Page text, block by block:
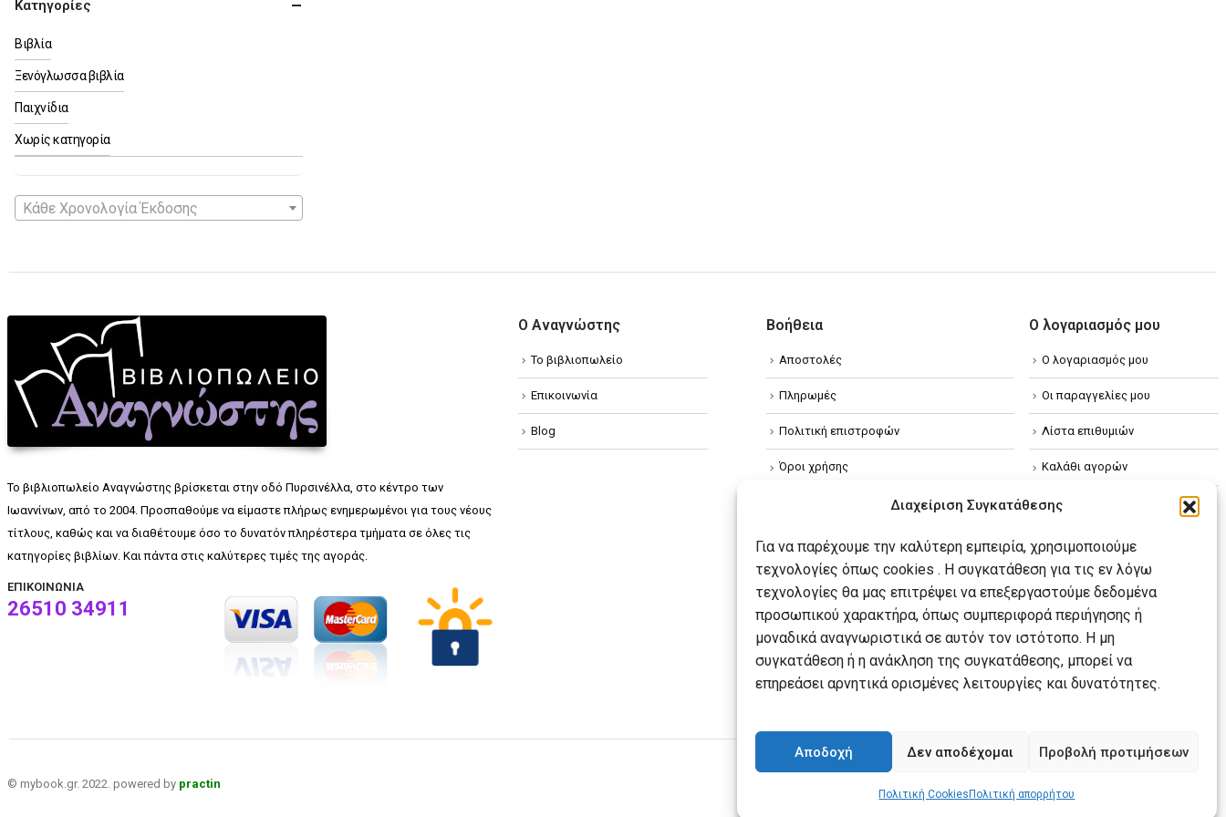
Διαχείριση Συγκατάθεσης
Για να παρέχουμε την καλύτερη εμπειρία, χρησιμοποιούμε
τεχνολογίες όπως cookies . Η συγκατάθεση για τις εν λόγω
τεχνολογίες θα μας επιτρέψει να επεξεργαστούμε δεδομένα
προσωπικού χαρακτήρα, όπως συμπεριφορά περιήγησης ή
μοναδικά αναγνωριστικά σε αυτόν τον ιστότοπο. Η μη
συγκατάθεση ή η ανάκληση της συγκατάθεσης, μπορεί να
επηρεάσει αρνητικά ορισμένες λειτουργίες και δυνατότητες.
Αποδοχή Δεν αποδέχομαι Προβολή προτιμήσεων
Πολιτική Cookies Πολιτική απορρήτου
Κατηγορίες
Βιβλία
Ξενόγλωσσα βιβλία
Παιχνίδια
Χωρίς κατηγορία
Κάθε Χρονολογία Έκδοσης
Το βιβλιοπωλείο Αναγνώστης βρίσκεται στην οδό Πυρσινέλλα, στο κέντρο των
Ιωαννίνων, από το 2004. Προσπαθούμε να είμαστε πλήρως ενημερωμένοι για τους νέους
τίτλους, καθώς και να διαθέτουμε όσο το δυνατόν πληρέστερα τμήματα σε όλες τις
κατηγορίες βιβλίων. Και πάντα στις καλύτερες τιμές της αγοράς.
ΕΠΙΚΟΙΝΩΝΊΑ
26510 34911
Ο Αναγνώστης
Το βιβλιοπωλείο
Επικοινωνία
Blog
Βοήθεια
Αποστολές
Πληρωμές
Πολιτική επιστροφών
Όροι χρήσης
Πολιτική απορρήτου
Πολιτική Cookies
Ο λογαριασμός μου
Ο λογαριασμός μου
Οι παραγγελίες μου
Λίστα επιθυμιών
Καλάθι αγορών
© mybook.gr. 2022. powered by practin